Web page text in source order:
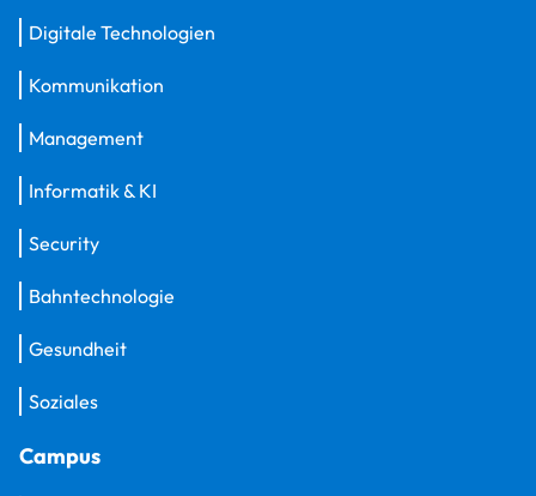
Digitale Technologien
Kommunikation
Management
Informatik & KI
Security
Bahntechnologie
Gesundheit
Soziales
Campus